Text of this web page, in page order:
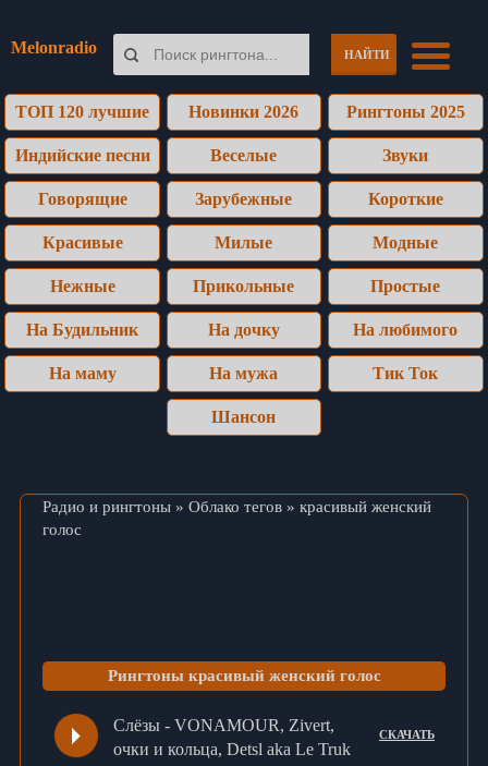
Melonradio НАЙТИ
ТОП 120 лучшие Новинки 2026 Рингтоны 2025
Индийские песни Веселые Звуки
Говорящие Зарубежные Короткие
Красивые Милые Модные
Нежные Прикольные Простые
На Будильник На дочку На любимого
На маму На мужа Тик Ток
Шансон
Радио и рингтоны » Облако тегов » красивый женский
голос
Рингтоны красивый женский голос
Слёзы - VONAMOUR, Zivert,
очки и кольца, Detsl aka Le Truk
СКАЧАТЬ